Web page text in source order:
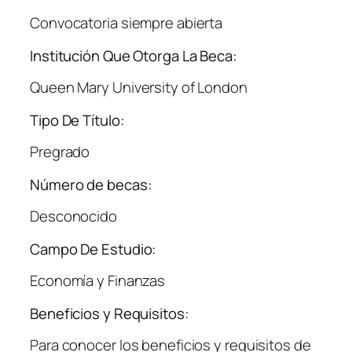
Convocatoria siempre abierta
Institución Que Otorga La Beca:
Queen Mary University of London
Tipo De Título:
Pregrado
Número de becas:
Desconocido
Campo De Estudio:
Economía y Finanzas
Beneficios y Requisitos:
Para conocer los beneficios y requisitos de